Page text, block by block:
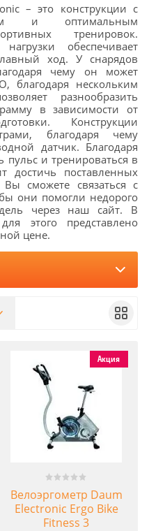
– это конструкции с
и оптимальным
тренировок.
обеспечивает
ход. У снарядов
чему он может
благодаря нескольким
разнообразить
в зависимости от
Конструкции
благодаря чему
датчик. Благодаря
и тренироваться в
достичь поставленных
сможете связаться с
они помогли недорого
через наш сайт. В
этого представлено
цене.
Акция
Велоэргометр Daum
Electronic Ergo Bike
Fitness 3